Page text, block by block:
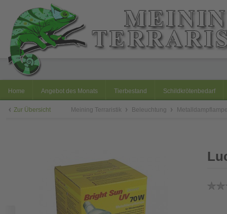
Home Angebot des Monats Tierbestand Schildkrötenbedarf
Zur Übersicht Meining Terraristik Beleuchtung